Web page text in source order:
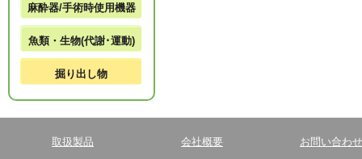
麻酔器/手術時使用機器
魚類・生物(代謝･運動)
掘り出し物
取扱製品 会社概要 お問い合わせ